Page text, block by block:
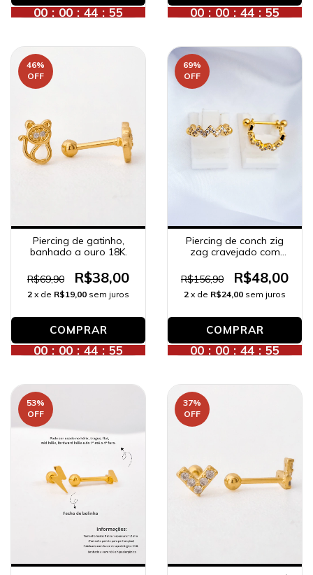
00 : 00 : 44 : 53 00 : 00 : 44 : 53
46%
OFF
Piercing de gatinho,
banhado a ouro 18K.
R$69,90 R$38,00
2 x de R$19,00 sem juros
00 : 00 : 44 : 53
69%
OFF
Piercing de conch zig
zag cravejado com
ouro 18K.
R$156,90 R$48,00
2 x de R$24,00 sem juros
COMPRAR
00 : 00 : 44 : 53
53%
OFF
37%
OFF